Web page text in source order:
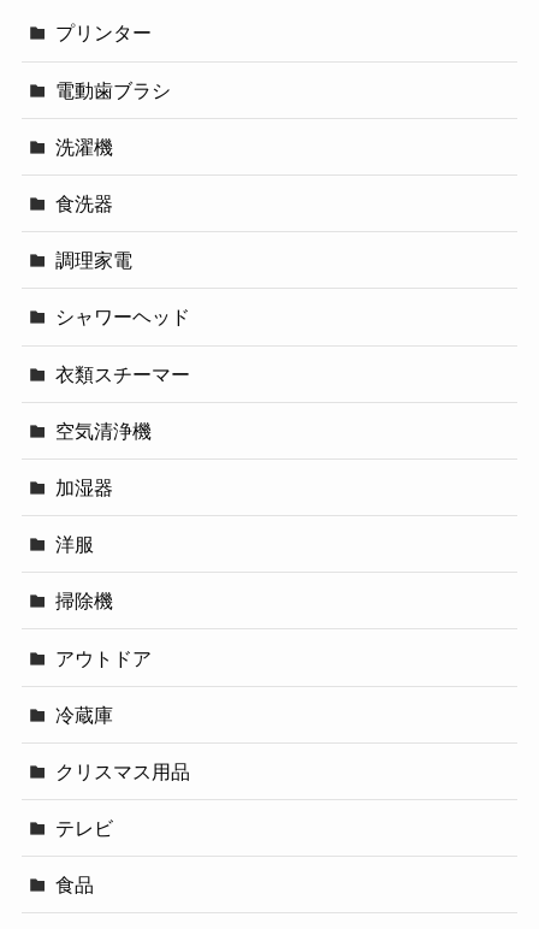
プリンター
電動歯ブラシ
洗濯機
食洗器
調理家電
シャワーヘッド
衣類スチーマー
空気清浄機
加湿器
洋服
掃除機
アウトドア
冷蔵庫
クリスマス用品
テレビ
食品